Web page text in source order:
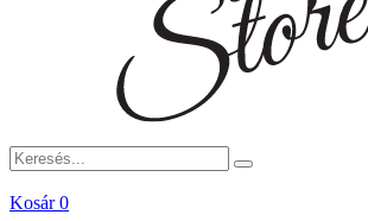
Kosár 0